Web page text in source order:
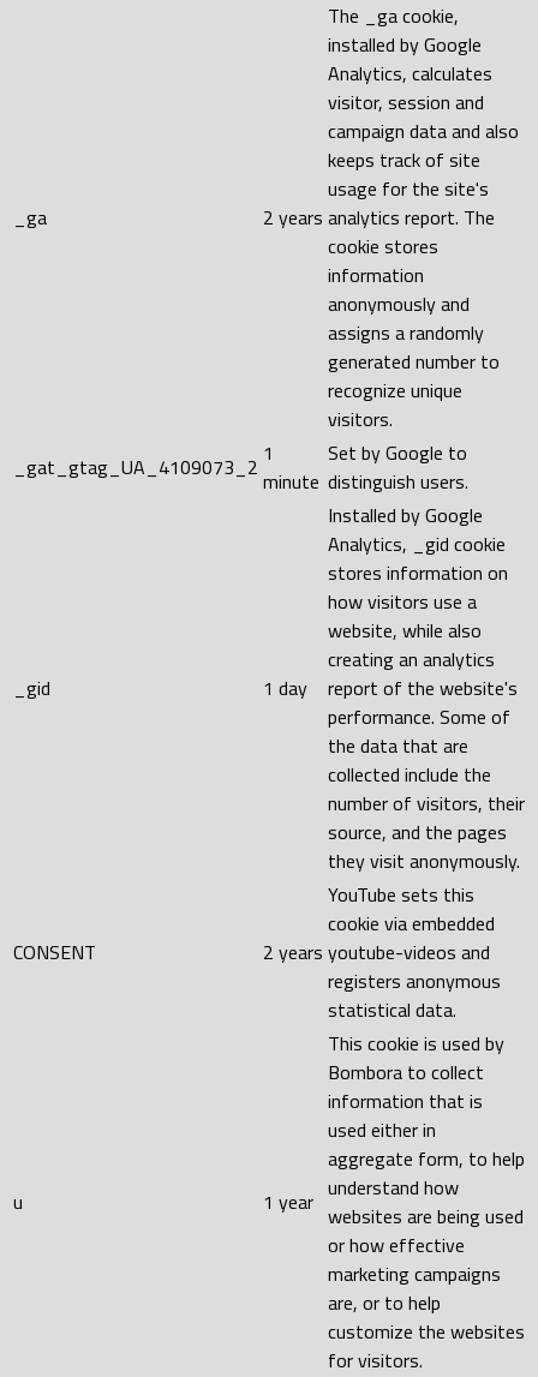
_ga 2 years
The _ga cookie,
installed by Google
Analytics, calculates
visitor, session and
campaign data and also
keeps track of site
usage for the site's
analytics report. The
cookie stores
information
anonymously and
assigns a randomly
generated number to
recognize unique
visitors.
_gat_gtag_UA_4109073_2 1
minute
Set by Google to
distinguish users.
_gid 1 day
Installed by Google
Analytics, _gid cookie
stores information on
how visitors use a
website, while also
creating an analytics
report of the website's
performance. Some of
the data that are
collected include the
number of visitors, their
source, and the pages
they visit anonymously.
CONSENT 2 years
YouTube sets this
cookie via embedded
youtube-videos and
registers anonymous
statistical data.
u 1 year
This cookie is used by
Bombora to collect
information that is
used either in
aggregate form, to help
understand how
websites are being used
or how effective
marketing campaigns
are, or to help
customize the websites
for visitors.